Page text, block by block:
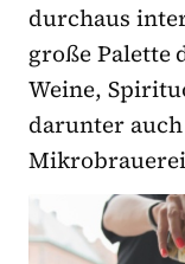
durchaus
große Palette
Weine,
darunter